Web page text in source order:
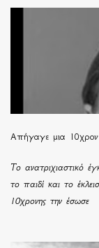
Απήγαγε μια
Το ανατριχιαστικό
το παιδί και το
10χρονης την έσωσε